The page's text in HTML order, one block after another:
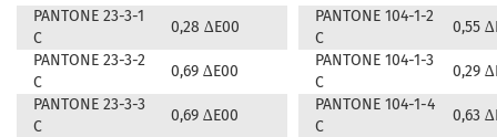
PANTONE 23-3-1
C
0,28 ∆E00
PANTONE 104-1-2
C
0,55
PANTONE 23-3-2
C
0,69 ∆E00
PANTONE 104-1-3
C
0,29
PANTONE 23-3-3
C
0,69 ∆E00
PANTONE 104-1-4
C
0,63